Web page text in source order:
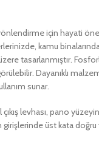
için hayati
kamu
tasarlanmıştır.
Dayanıklı
sunar.
levhası, pano
üst kata